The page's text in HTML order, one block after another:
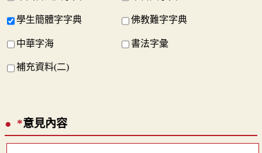
學生簡體字字典 佛教難字字典
中華字海 書法字彙
補充資料(二)
*意見內容